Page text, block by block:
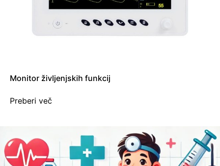
Monitor življenjskih funkcij
Preberi več